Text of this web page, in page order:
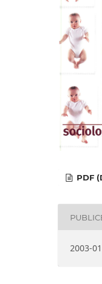
PDF
2003-